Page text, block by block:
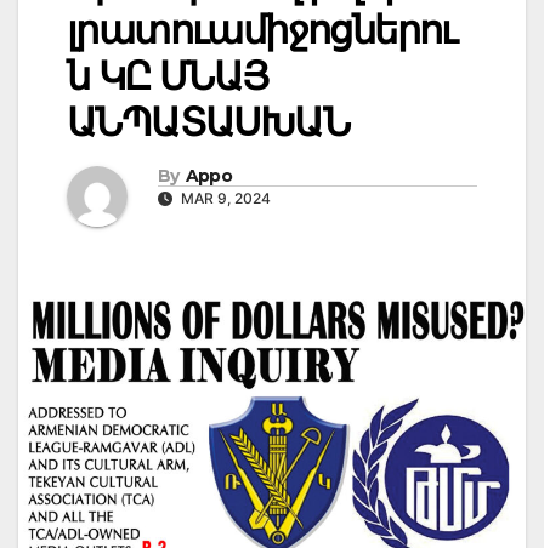
լրատուամիջոցներու
ն ԿԸ ՄՆԱՅ
ԱՆՊԱՏԱՍԽԱՆ
By Appo
MAR 9, 2024